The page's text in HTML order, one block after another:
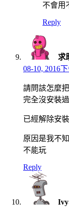
不會用
Reply
求
08-10, 2016
請問該怎麼
完全沒安裝
已經解除安
原因是我不
不能玩
Reply
Ivy